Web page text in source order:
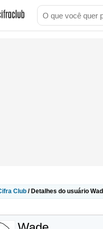
Club / Detalhes do usuário